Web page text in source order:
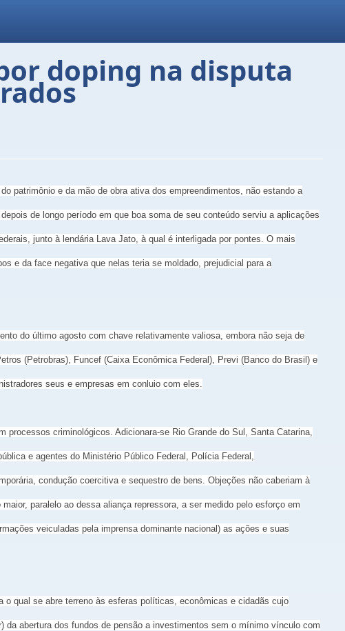
doping na disputa
patrimônio e da mão de obra ativa dos empreendimentos, não estando a
de longo período em que boa soma de seu conteúdo serviu a aplicações
junto à lendária Lava Jato, à qual é interligada por pontes. O mais
e da face negativa que nelas teria se moldado, prejudicial para a
do último agosto com chave relativamente valiosa, embora não seja de
(Petrobras), Funcef (Caixa Econômica Federal), Previ (Banco do Brasil) e
seus e empresas em conluio com eles.
criminológicos. Adicionara-se Rio Grande do Sul, Santa Catarina,
e agentes do Ministério Público Federal, Polícia Federal,
condução coercitiva e sequestro de bens. Objeções não caberiam à
paralelo ao dessa aliança repressora, a ser medido pelo esforço em
veiculadas pela imprensa dominante nacional) as ações e suas
qual se abre terreno às esferas políticas, econômicas e cidadãs cujo
abertura dos fundos de pensão a investimentos sem o mínimo vínculo com